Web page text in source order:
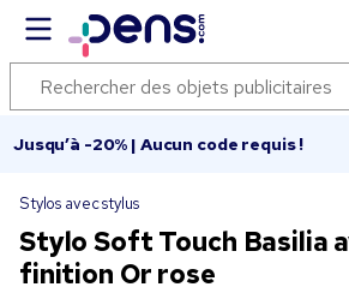
Jusqu’à -20% | Aucun code requis !
Stylos avec stylus
Stylo Soft Touch Basilia
finition Or rose